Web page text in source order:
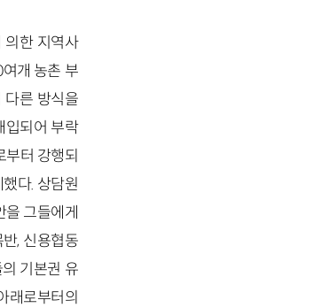
의한 지역사
개 농촌 부
다른 방식을
입되어 부락
부터 강행되
다. 상담원
그들에게
, 신용협동
기본권 유
래로부터의